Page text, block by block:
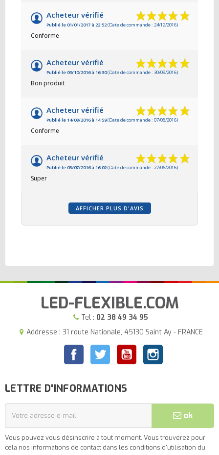
Acheteur vérifié
Publié le 01/01/2017 à 22:52(Date de commande : 24/12/2016)
Conforme
Acheteur vérifié
Publié le 09/10/2016 à 16:30(Date de commande : 30/09/2016)
Bon produit
Acheteur vérifié
Publié le 14/08/2016 à 14:59(Date de commande : 07/08/2016)
Conforme
Acheteur vérifié
Publié le 03/07/2016 à 16:02(Date de commande : 27/06/2016)
Super
AFFICHER PLUS D'AVIS
LED-FLEXIBLE.COM
Tel : 02 38 49 34 95
Addresse : 31 route Nationale, 45130 Saint Ay - FRANCE
FacebookTwitter YouTubeInstagram
LETTRE D'INFORMATIONS
ok
Vous pouvez vous désinscrire à tout moment. Vous trouverez pour
cela nos informations de contact dans les conditions d'utilisation du